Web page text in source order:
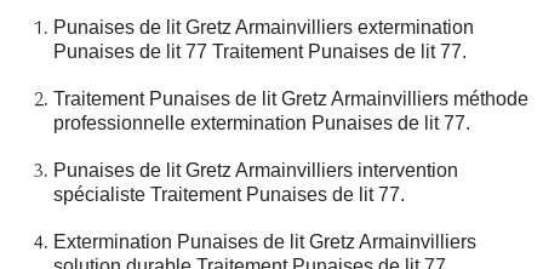
Punaises de lit Gretz Armainvilliers extermination
Punaises de lit 77 Traitement Punaises de lit 77.
Traitement Punaises de lit Gretz Armainvilliers méthode
professionnelle extermination Punaises de lit 77.
Punaises de lit Gretz Armainvilliers intervention
spécialiste Traitement Punaises de lit 77.
Extermination Punaises de lit Gretz Armainvilliers